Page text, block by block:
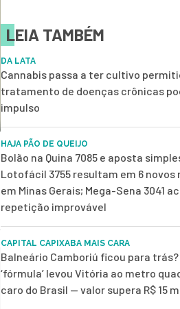
LEIA TAMBÉM
DA LATA
Cannabis passa a ter cultivo
tratamento de doenças crônicas
impulso
HAJA PÃO DE QUEIJO
Bolão na Quina 7085 e aposta
Lotofácil 3755 resultam em 6 novos
em Minas Gerais; Mega-Sena 3041
repetição improvável
CAPITAL CAPIXABA MAIS CARA
Balneário Camboriú ficou para
‘fórmula’ levou Vitória ao metro
caro do Brasil — valor supera R$ 15